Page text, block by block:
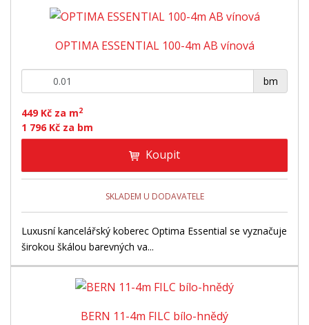
r
z
k
v
ý
p
i
s
b
l
k
v
p
i
s
d
o
v
p
s
OPTIMA ESSENTIAL 100-4m AB vínová
449 Kč za m2
1 796 Kč za bm
bm
+-
Koupit
SKLADEM U DODAVATELE
Luxusní kancelářský koberec Optima Essential se vyznačuje
širokou škálou barevných va...
BERN 11-4m FILC bílo-hnědý